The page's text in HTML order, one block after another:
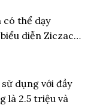
có thể dạy
diễn Ziczac…
dụng với đầy
là 2.5 triệu và